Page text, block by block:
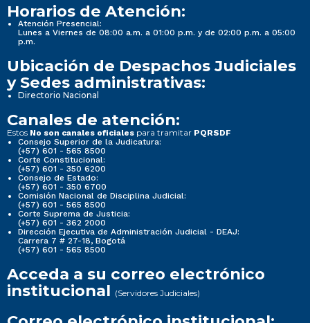
Horarios de Atención:
Atención Presencial:
Lunes a Viernes de 08:00 a.m. a 01:00 p.m. y de 02:00 p.m. a 05:00
p.m.
Ubicación de Despachos Judiciales
y Sedes administrativas:
Directorio Nacional
Canales de atención:
Estos No son canales oficiales para tramitar PQRSDF
Consejo Superior de la Judicatura:
(+57) 601 - 565 8500
Corte Constitucional:
(+57) 601 - 350 6200
Consejo de Estado:
(+57) 601 - 350 6700
Comisión Nacional de Disciplina Judicial:
(+57) 601 - 565 8500
Corte Suprema de Justicia:
(+57) 601 - 362 2000
Dirección Ejecutiva de Administración Judicial - DEAJ:
Carrera 7 # 27-18, Bogotá
(+57) 601 - 565 8500
Acceda a su correo electrónico
institucional (Servidores Judiciales)